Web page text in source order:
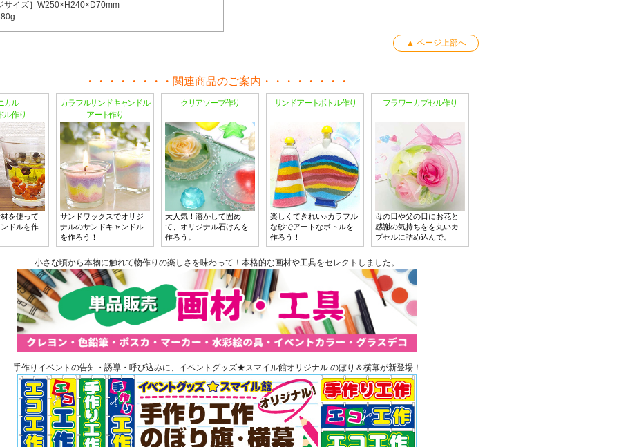
サイズ］W250×H240×D70mm
▲ ページ上部へ
関連商品のご案内
カル
ル作り
を使って
ドルを作
カラフルサンドキャンドル
アート作り
サンドワックスでオリジ
ナルのサンドキャンドル
を作ろう！
クリアソープ作り
大人気！溶かして固め
て、オリジナル石けんを
作ろう。
サンドアートボトル作り
楽しくてきれい♪カラフル
な砂でアートなボトルを
作ろう！
フラワーカプセル作り
母の日や父の日にお花と
感謝の気持ちをを丸いカ
プセルに詰め込んで。
小さな頃から本物に触れて物作りの楽しさを味わって！本格的な画材や工具をセレクトしました。
手作りイベントの告知・誘導・呼び込みに、イベントグッズ★スマイル館オリジナル のぼり＆横幕が新登場！